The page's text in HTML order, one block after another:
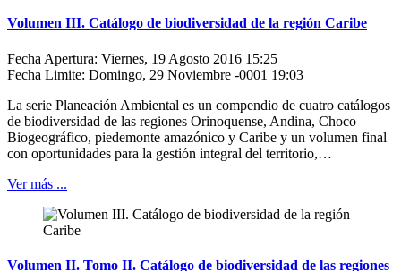
Volumen III. Catálogo de biodiversidad de la región Caribe
Fecha Apertura: Viernes, 19 Agosto 2016 15:25
Fecha Limite: Domingo, 29 Noviembre -0001 19:03
La serie Planeación Ambiental es un compendio de cuatro catálogos
de biodiversidad de las regiones Orinoquense, Andina, Choco
Biogeográfico, piedemonte amazónico y Caribe y un volumen final
con oportunidades para la gestión integral del territorio,…
Ver más ...
Volumen II. Tomo II. Catálogo de biodiversidad de las regiones